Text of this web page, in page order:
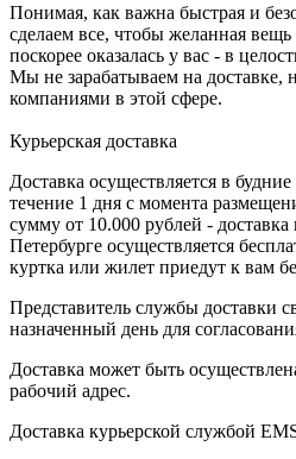
Понимая, как важна быстрая и
сделаем все, чтобы желанная
поскорее оказалась у вас - в
Мы не зарабатываем на доставке,
компаниями в этой сфере.
Курьерская доставка
Доставка осуществляется в
течение 1 дня с момента
сумму от 10.000 рублей -
Петербурге осуществляется
куртка или жилет приедут к вам
Представитель службы доставки
назначенный день для
Доставка может быть
рабочий адрес.
Доставка курьерской службой